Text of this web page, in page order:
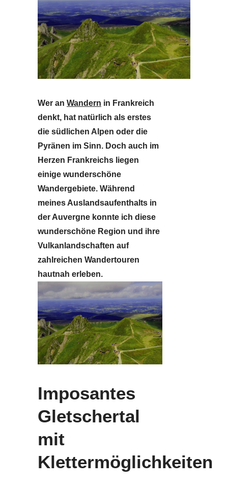
Wer an Wandern in Frankreich
denkt, hat natürlich als erstes
die südlichen Alpen oder die
Pyränen im Sinn. Doch auch im
Herzen Frankreichs liegen
einige wunderschöne
Wandergebiete. Während
meines Auslandsaufenthalts in
der Auvergne konnte ich diese
wunderschöne Region und ihre
Vulkanlandschaften auf
zahlreichen Wandertouren
hautnah erleben.
Imposantes
Gletschertal
mit
Klettermöglichkeiten